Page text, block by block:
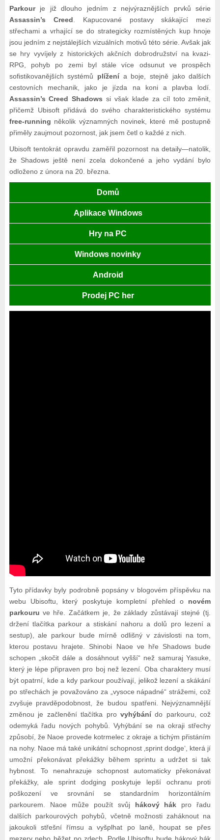
Parkourje již dlouho jedním z nejvýraznějších prvků série
Assassin’s Creed . Kapucované postavy skákající mezi
střechami a vrhající se do strategicky rozmístěných kup hnoje
jsou jedním z nejstálejších vizuálních motivů této série. Avšak jak
se hry vyvíjely z historických akčních dobrodružství na kvazi-
RPG, pohyb po zemi byl stále více odsunut ve prospěch
sofistikovanějších systémů plíženía boje, stejně jako dalších
cestovních mechanik, jako je jízda na koni a plavba lodí.
Assassin’s Creed Shadows si však klade za cíl toto změnit,
přičemž Ubisoft přidává do svého charakteristického systému
free-running několik významných novinek, které mě postupně
přiměly zaujmout pozornost, jak jsem četl o každé z nich.
Ubisoft tentokrát opravdu zaměřil pozornost na detaily—natolik,
že Shadows ještě není zcela dokončené a jeho vydání bylo
odloženo z února na 20. března.
Domů
Aplikace Windows
Hry na PC
Windows novinky
Android
Prodej PC her
Tyto přídavky byly podrobně popsány v blogovém příspěvku na
webu Ubisoftu, který poskytuje kompletní přehled o novém
parkouru ve hře. Začátkem je, že základy zůstávají stejné (tj.
držení tlačítka parkour a stiskání nahoru a dolů pro lezení a
sestup), ale parkour bude mírně odlišný v závislosti na tom,
kterou postavu hrajete. Shinobi Naoe ve hře Shadows bude
schopen „skočit dále a dosáhnout vyšší“ než samuraj Yasuke,
který je lépe připraven pro boj než lezení. Oba charaktery musí
být opatrní, kde a kdy parkour používají, jelikož lezení a skákání
po střechách je považováno za „vysoce nápadné“ strážemi, což
zvyšuje pravděpodobnost, že budou spatřeni. Nejvýznamnější
změnou je začlenění tlačítka pro vyhýbánído parkouru, což
odemyká řadu nových pohybů. Vyhýbání se na okraji střechy
způsobí, že Naoe provede kotrmelec z okraje a tichým přistáním
na nohy. Naoe má také unikátní schopnost ‚sprint dodge‘, která jí
umožní překonávat překážky během sprintu a udržet si tak
hybnost. To nenahrazuje schopnost automaticky překonávat
překážky, ale sprint dodging poskytuje lepší ochranu proti
poškození ve srovnání se standardním horizontálním
parkourem. Naoe může použít svůj hákový hák pro řadu
dalších parkourových pohybů, včetně možnosti zaháknout na
jakoukoli střešní římsu a vyšplhat po laně, houpat se přes